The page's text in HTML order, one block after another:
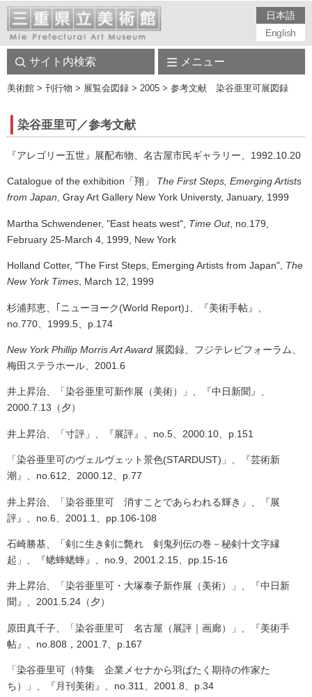
日本語
English
サイト内検索 メニュー
美術館 > 刊行物 > 展覧会図録 > 2005 > 参考文献 染谷亜里可展図録
染谷亜里可／参考文献
『アレゴリー五世』展配布物、名古屋市民ギャラリー、1992.10.20
Catalogue of the exhibition「翔」 The First Steps, Emerging Artists
from Japan, Gray Art Gallery New York Universty, January, 1999
Martha Schwendener, "East heats west", Time Out, no.179,
February 25-March 4, 1999, New York
Holland Cotter, "The First Steps, Emerging Artists from Japan", The
New York Times , March 12, 1999
杉浦邦恵、｢ニューヨーク(World Report) ｣、『美術手帖』、
no.770、1999.5、p.174
New York Phillip Morris Art Award 展図録、フジテレビフォーラム、
梅田ステラホール、2001.6
井上昇治、「染谷亜里可新作展（美術）」、『中日新聞』、
2000.7.13（夕）
井上昇治、「寸評」、『展評』、 no.5、2000.10、p.151
「染谷亜里可のヴェルヴェット景色(STARDUST) 」、『芸術新
潮』、 no.612、2000.12、p.77
井上昇治、「染谷亜里可 消すことであらわれる輝き」、『展
評』、 no.6、2001.1、pp.106-108
石崎勝基、「剣に生き剣に斃れ 剣鬼列伝の巻－秘剣十文字縁
起」、『蟋蟀蟋蟀』、 no.9、2001.2.15、pp.15-16
井上昇治、「染谷亜里可・大塚泰子新作展（美術）」、『中日新
聞』、2001.5.24（夕）
原田真千子、「染谷亜里可 名古屋（展評｜画廊）」、『美術手
帖』、 no.808，2001.7、p.167
「染谷亜里可（特集 企業メセナから羽ばたく期待の作家た
ち）」、『月刊美術』、 no.311、2001.8、p.34